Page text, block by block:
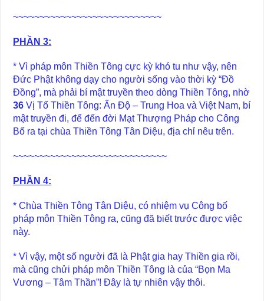
~~~~~~~~~~~~~~~~~~~~~~~~~~~~
PHẦN 3:
* Vì pháp môn Thiền Tông cực kỳ khó tu như vậy, nên
Đức Phật không dạy cho người sống vào thời kỳ “Đồ
Đồng”, mà phải bí mật truyền theo dòng Thiền Tông, nhờ
36 Vị Tổ Thiền Tông: Ấn Độ – Trung Hoa và Việt Nam, bí
mật truyền đi, để đến đời Mạt Thượng Pháp cho Công
Bố ra tại chùa Thiền Tông Tân Diệu, địa chỉ nêu trên.
~~~~~~~~~~~~~~~~~~~~~~~~~~~~~
PHẦN 4:
* Chùa Thiền Tông Tân Diệu, có nhiệm vụ Công bố
pháp môn Thiền Tông ra, cũng đã biết trước được việc
này.
* Vì vậy, một số người đã là Phật gia hay Thiền gia rồi,
mà cũng chửi pháp môn Thiền Tông là của “Bọn Ma
Vương – Tâm Thần”! Đây là tự nhiên vậy thôi.